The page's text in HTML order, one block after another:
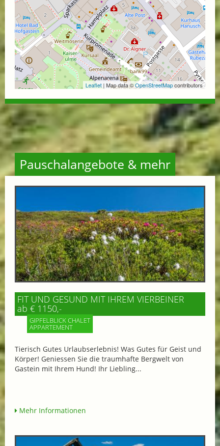
Leaflet | Map data ©OpenStreetMapcontributors
Pauschalangebote & mehr
FIT UND GESUND MIT IHREM VIERBEINER
ab € 1150,-
GIPFELBLICK CHALET
APPARTEMENT
Tierisch Gutes Urlaubserlebnis! Was Gutes für Geist und
Körper! Geniessen Sie die traumhafte Bergwelt von
Gastein mit Ihrem Hund! Ihr Liebling...
Mehr Informationen